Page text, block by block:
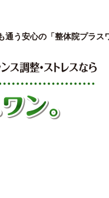
通う安心の「整体院プラス